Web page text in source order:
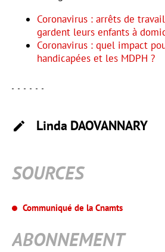
Coronavirus : arrêts de
gardent leurs enfants à
Coronavirus : quel impact
handicapées et les MDPH ?
Linda DAOVANNARY
SOURCES
Communiqué de la Cnamts
ABONNEMENT